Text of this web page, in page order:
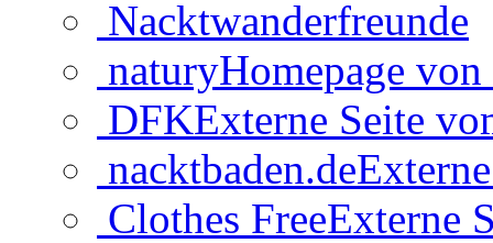
Nacktwanderfreunde
naturyHomepage
DFKExterne Seite
nacktbaden.de
Clothes FreeExterne